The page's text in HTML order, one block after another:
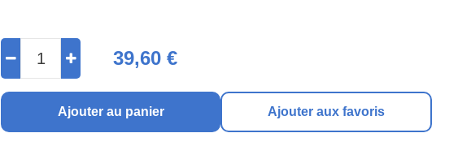
39,60 €
Ajouter au panier Ajouter aux favoris